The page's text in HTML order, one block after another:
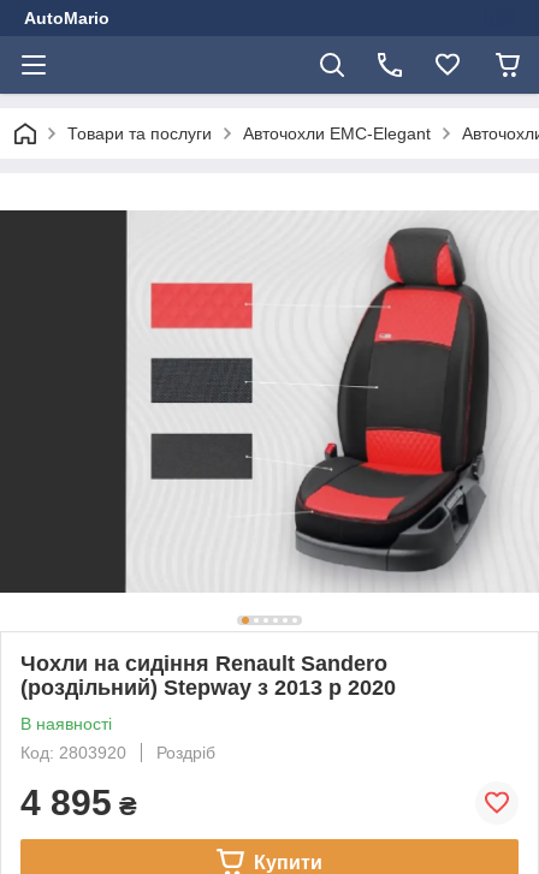
AutoMario
Товари та послуги Авточохли EMC-Elegant
Чохли на сидіння Renault Sandero
(роздільний) Stepway з 2013 р 2020
В наявності
Код: 2803920
Роздріб
4 895 ₴
Купити